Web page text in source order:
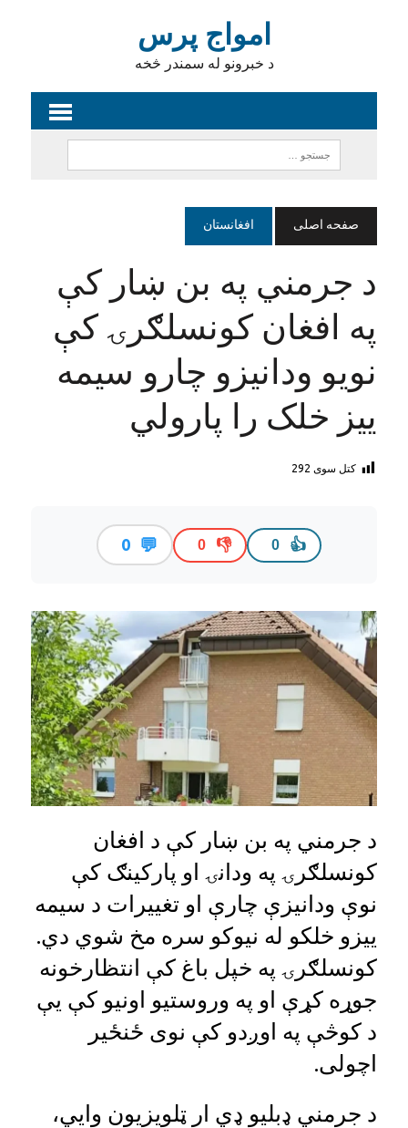
امواج پرس
د خبرونو له سمندر څخه
صفحه اصلی افغانستان
د جرمني په بن ښار کې
په افغان کونسلګرۍ کې
نویو ودانیزو چارو سیمه
ییز خلک را پارولي
کتل سوی 292
👍
0
👎
0
💬
0
د جرمني په بن ښار کې د افغان
کونسلګرۍ په ودانۍ او پارکینګ کې
نوې ودانیزې چارې او تغییرات د سیمه
ییزو خلکو له نیوکو سره مخ شوي دي.
کونسلګرۍ په خپل باغ کې انتظارخونه
جوړه کړې او په وروستیو اونیو کې یې
د کوڅې په اوږدو کې نوی ځنځیر
اچولی.
د جرمني ډبلیو ډي ار ټلویزیون وايي،